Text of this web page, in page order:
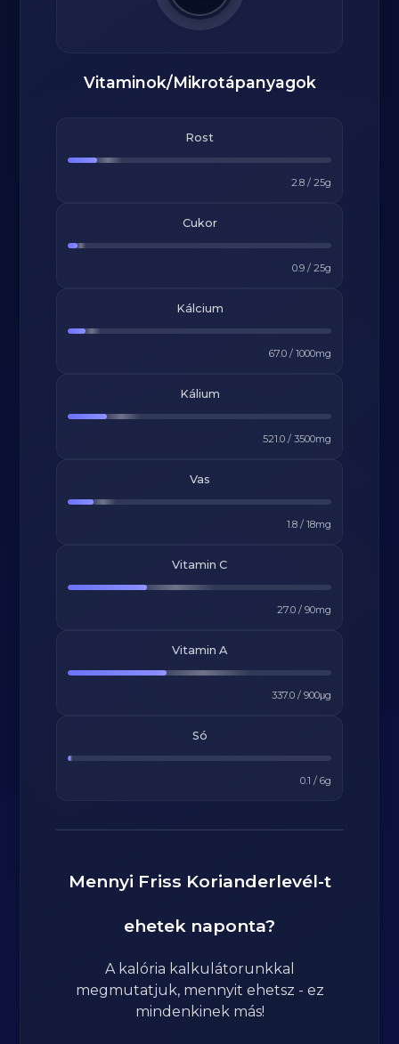
Vitaminok/Mikrotápanyagok
Rost
2.8/ 25g
Cukor
0.9/ 25g
Kálcium
67.0/ 1000mg
Kálium
521.0/ 3500mg
Vas
1.8/ 18mg
Vitamin C
27.0/ 90mg
Vitamin A
337.0/ 900μg
Só
0.1 / 6g
Mennyi Friss Korianderlevél-t
ehetek naponta?
A kalória kalkulátorunkkal
megmutatjuk, mennyit ehetsz - ez
mindenkinek más!